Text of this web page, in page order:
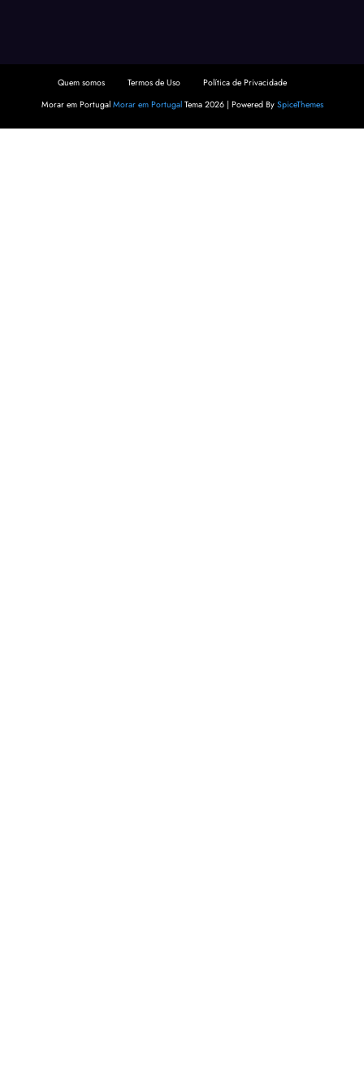
Quem somos Termos de Uso
Política de Privacidade
Morar em Portugal Morar em PortugalTema 2026 | Powered By SpiceThemes